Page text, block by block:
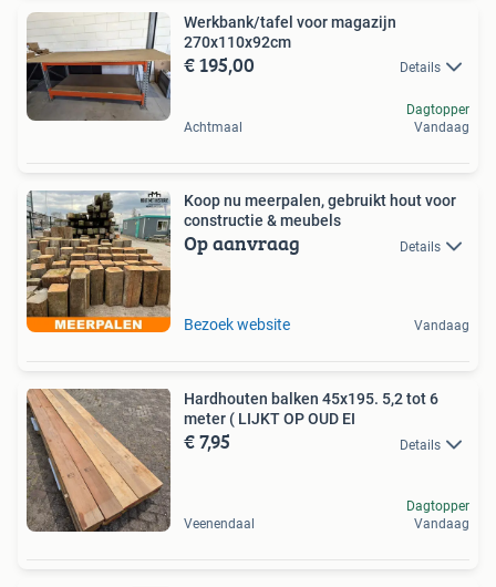
Werkbank/tafel voor magazijn
270x110x92cm
€ 195,00 Details
Achtmaal
Dagtopper
Vandaag
Koop nu meerpalen, gebruikt hout voor
constructie & meubels
Op aanvraag Details
Bezoek website Vandaag
Hardhouten balken 45x195. 5,2 tot 6
meter ( LIJKT OP OUD EI
€ 7,95 Details
Veenendaal
Dagtopper
Vandaag